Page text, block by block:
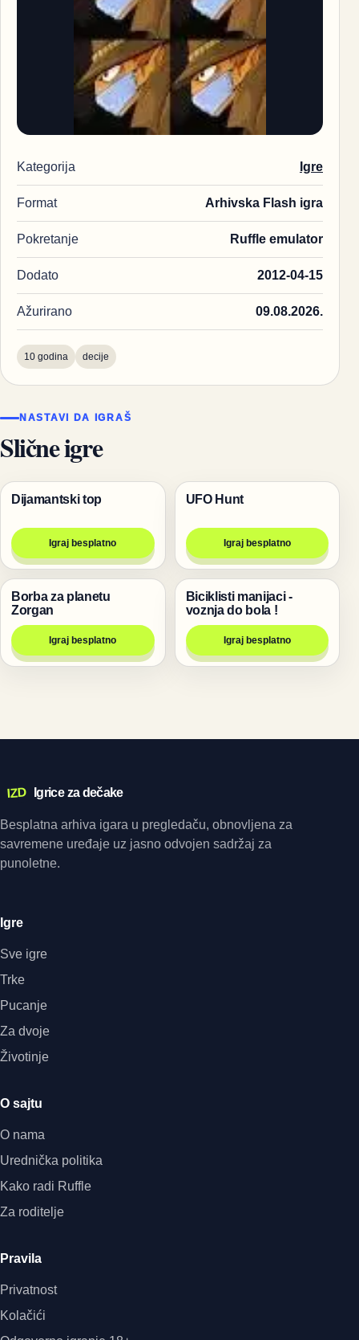
Kategorija Igre
Format Arhivska Flash igra
Pokretanje Ruffle emulator
Dodato 2012-04-15
Ažurirano 09.08.2026.
10 godina decije
NASTAVI DA IGRAŠ
Slične igre
Igre
Dijamantski top
Igraj besplatno
Pucanje
UFO Hunt
Igraj besplatno
Pucanje
Borba za planetu
Zorgan
Igraj besplatno
Trke
Biciklisti manijaci -
voznja do bola !
Igraj besplatno
IZD Igrice za dečake
Besplatna arhiva igara u pregledaču, obnovljena za
savremene uređaje uz jasno odvojen sadržaj za
punoletne.
Igre
Sve igre
Trke
Pucanje
Za dvoje
Životinje
O sajtu
O nama
Urednička politika
Kako radi Ruffle
Za roditelje
Pravila
Privatnost
Kolačići